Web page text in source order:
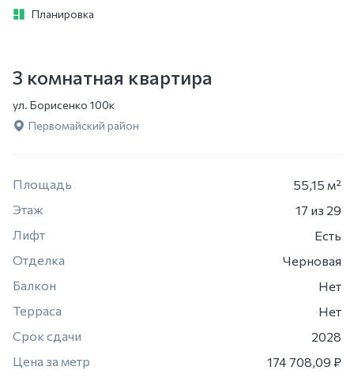
Планировка
3 комнатная квартира
ул. Борисенко 100к
Первомайский район
Площадь
55,15 м²
Этаж
17 из 29
Лифт
Есть
Отделка
Черновая
Балкон
Нет
Терраса
Нет
Срок сдачи
2028
Цена за метр
174 708,09 ₽